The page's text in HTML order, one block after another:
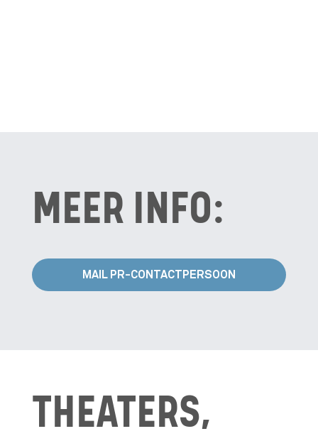
MEER INFO:
MAIL PR-CONTACTPERSOON
THEATERS,